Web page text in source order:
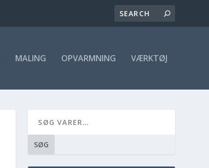
MALING OPVARMNING VÆRKTØJ
SØG